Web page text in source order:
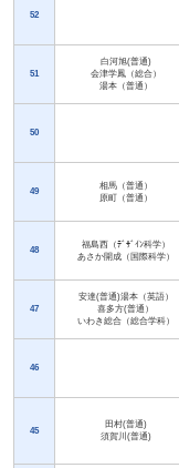
52
51
白河旭(普通)
会津学鳳（総合）
湯本（普通）
50
49
相馬（普通）
原町（普通）
48
福島西（ﾃﾞｻﾞｲﾝ科学）
あさか開成（国際科学）
47
安達(普通)湯本（英語）
喜多方(普通）
いわき総合（総合学科）
46
45
田村(普通)
須賀川(普通)